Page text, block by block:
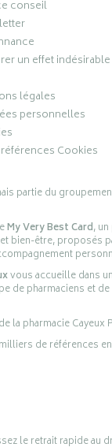
conseil
un effet indésirable
légales
personnelles
Cookies
partie du
My Very Best Card,
bien-être, proposés
vous accueille dans
de pharmaciens et
la pharmacie Cayeux
de références
le retrait rapide au